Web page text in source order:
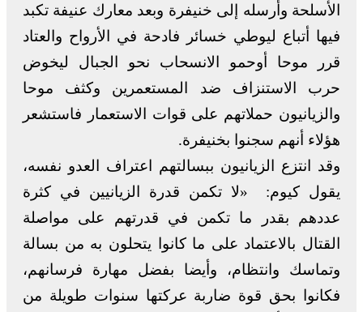
الأسلحة وأرسله إلى خنيفرة وبعد معارك عنيفة تكبد
فيها أتباع ليوطي خسائر فادحة في الأرواح والعتاد
قرر موحا أوحمو الانسحاب نحو الجبال ليخوض
حرب الاستنزاف ضد المستعمرين وكثف موحا
والزيانيون حملاتهم على قوات الاستعمار فاستشعر
هؤلاء أنهم سجنوا بخنيفرة.
وقد انتزع الزيانيون ببسالتهم اعتراف العدو نفسه،
يقول كيوم: «لا تكمن قدرة الزيانيين في كثرة
عددهم بقدر ما تكمن في قدرتهم على مواصلة
القتال بالاعتماد على ما كانوا يتحلون به من بسالة
وتماسك وانتظام، وأيضا بفضل مهارة فرسانهم،
فكانوا بحق قوة ضاربة عركتها سنوات طويلة من